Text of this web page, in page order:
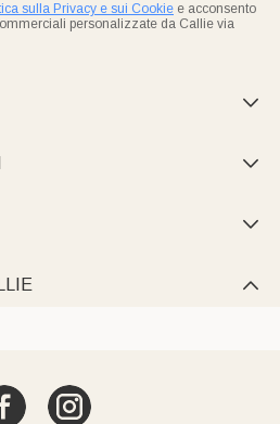
sulla Privacy e sui Cookie e acconsento
personalizzate da Callie via



